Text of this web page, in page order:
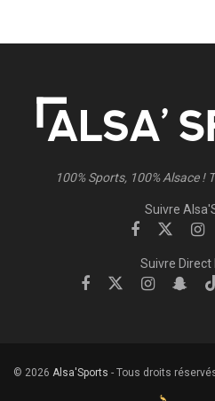
100% Sports, 100% Alsace !
Suivre
Suivre Direct
© 2026 Alsa'Sports - Tous droits